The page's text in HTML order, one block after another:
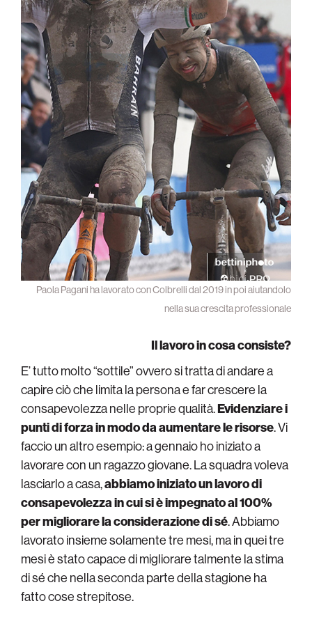
Paola Pagani ha lavorato con Colbrelli dal 2019 in poi aiutandolo
nella sua crescita professionale
Il lavoro in cosa consiste?
E’ tutto molto “sottile” ovvero si tratta di andare a
capire ciò che limita la persona e far crescere la
consapevolezza nelle proprie qualità.Evidenziare i
punti di forza in modo da aumentare le risorse. Vi
faccio un altro esempio: a gennaio ho iniziato a
lavorare con un ragazzo giovane. La squadra voleva
lasciarlo a casa,abbiamo iniziato un lavoro di
consapevolezza in cui si è impegnato al 100%
per migliorare la considerazione di sé. Abbiamo
lavorato insieme solamente tre mesi, ma in quei tre
mesi è stato capace di migliorare talmente la stima
di sé che nella seconda parte della stagione ha
fatto cose strepitose.